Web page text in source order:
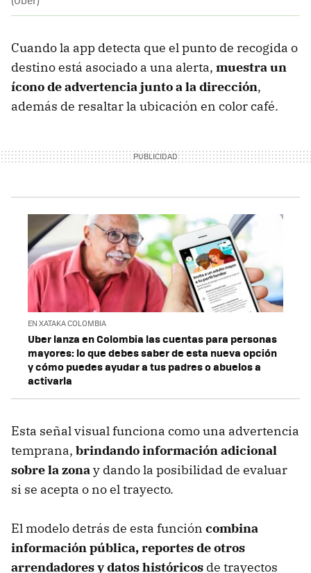
Cuando la app detecta que el punto de recogida o
destino está asociado a una alerta, muestra un
ícono de advertencia junto a la dirección,
además de resaltar la ubicación en color café.
EN XATAKA COLOMBIA
Uber lanza en Colombia las cuentas para personas
mayores: lo que debes saber de esta nueva opción
y cómo puedes ayudar a tus padres o abuelos a
activarla
Esta señal visual funciona como una advertencia
temprana, brindando información adicional
sobre la zonay dando la posibilidad de evaluar
si se acepta o no el trayecto.
El modelo detrás de esta función combina
información pública, reportes de otros
arrendadores y datos históricos de trayectos